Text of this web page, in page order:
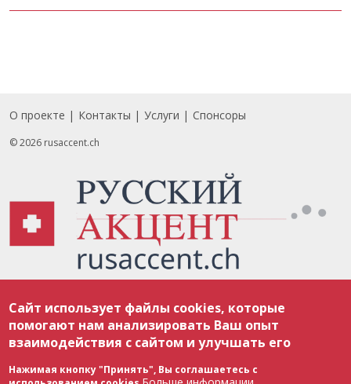
Footer
О проекте Контакты Услуги Спонсоры
© 2026 rusaccent.ch
соответствии с законодательством Швейцарии об авторском праве и
международными соглашениями. Полное или частичное использование
материалов возможно только с разрешения редакции. В случае полного
или частичного воспроизведения материалов сайта rusaccent.ch,
ОБЯЗАТЕЛЬНА АКТИВНАЯ ГИПЕРССЫЛКА на конкретный заимствованный
текст. Фотоизображения, размещенные редакцией rusaccent.ch, являются
ее исключительной собственностью. Полное или частичное
Сайт использует файлы cookies, которые
помогают нам анализировать Ваш опыт
взаимодействия с сайтом и улучшать его
Нажимая кнопку "Принять", Вы соглашаетесь с